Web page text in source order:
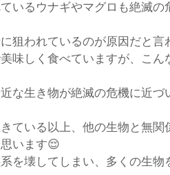
いるウナギやマグロも絶滅
狙われているのが原因だと言
味しく食べていますが、こ
な生き物が絶滅の危機に近
ている以上、他の生物と無
います😌
を壊してしまい、多くの生